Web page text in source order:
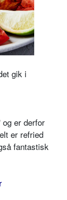
gik i
er derfor
er refried
fantastisk